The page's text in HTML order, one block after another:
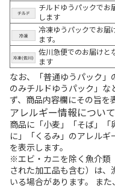
チルドゆうパックでお
します
冷凍ゆうパックでお届
ます。
佐川急便でのお届けと
ます
なお、「普通ゆうパック
のみチルドゆうパック」
ず、商品内容欄にその旨を
アレルギー情報について
商品に「小麦」「そば」
に」「くるみ」のアレル
を表示します。
※エビ・カニを除く魚介類
された加工品も含む）は
いる場合があります。 ま